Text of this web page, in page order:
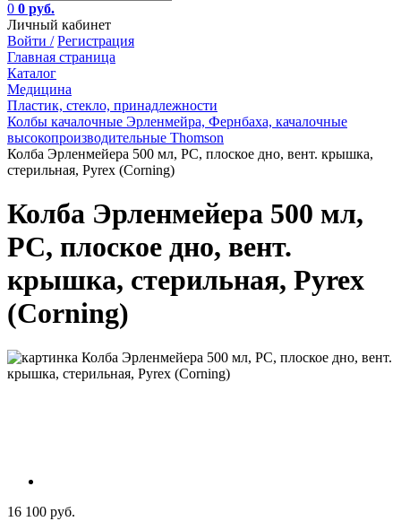
0 0 руб.
Личный кабинет
Войти / Регистрация
Главная страница
Каталог
Медицина
Пластик, стекло, принадлежности
Колбы качалочные Эрленмейра, Фернбаха, качалочные
высокопроизводительные Thomson
Колба Эрленмейера 500 мл, PC, плоское дно, вент. крышка,
стерильная, Pyrex (Corning)
Колба Эрленмейера 500 мл,
PC, плоское дно, вент.
крышка, стерильная, Pyrex
(Corning)
16 100 руб.